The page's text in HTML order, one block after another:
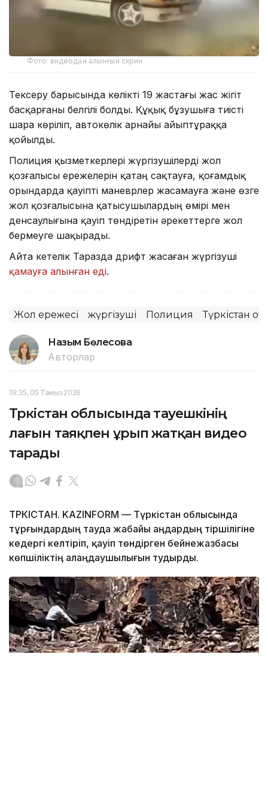
Фото: видеодан алынғын скрин
Тексеру барысында көлікті 19 жастағы жас жігіт
басқарғаны белгілі болды. Құқық бұзушыға тиісті
шара көріліп, автокөлік арнайы айыптұраққа
қойылды.
Полиция қызметкерлері жүргізушілерді жол
қозғалысы ережелерін қатаң сақтауға, қоғамдық
орындарда қауіпті маневрлер жасамауға және өзге
жол қозғалысына қатысушылардың өмірі мен
денсаулығына қауіп төндіретін әрекеттерге жол
бермеуге шақырады.
Айта кетелік Таразда дрифт жасаған жүргізуші
қамауға алынған еді.
Жол ережесі жүргізуші Полиция Түркістан
Назым Бөлесова
Авторлар
19:35, 05 Тамыз 2026
Түркістан облысында тауешкінің
лағын таяқпен ұрып жатқан видео
тарады
ТҮРКІСТАН. KAZINFORM — Түркістан облысында
тұрғындардың тауда жабайы аңдардың тіршілігіне
кедергі келтіріп, қауіп төндірген бейнежазбасы
көпшіліктің алаңдаушылығын тудырды.